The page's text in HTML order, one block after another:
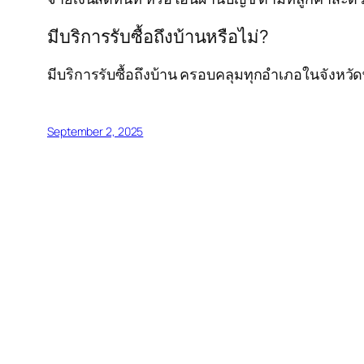
มีบริการรับซื้อถึงบ้านหรือไม่?
มีบริการรับซื้อถึงบ้าน ครอบคลุมทุกอำเภอในจังหวัด
September 2, 2025